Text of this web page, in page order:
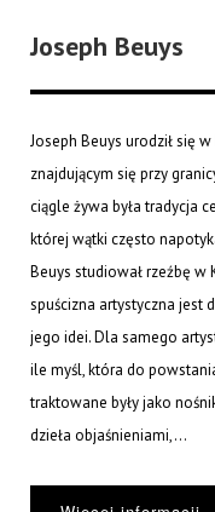
Joseph Beuys
Joseph Beuys urodził się
znajdującym się przy
ciągle żywa była tradycja
której wątki często
Beuys studiował rzeźbę w
spuścizna artystyczna jest
jego idei. Dla samego
ile myśl, która do
traktowane były jako
dzieła objaśnieniami,...